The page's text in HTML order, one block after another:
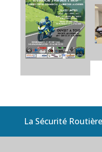
La Sécurité